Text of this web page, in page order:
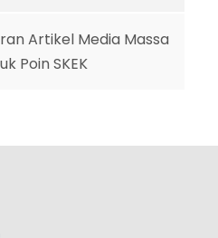
Artikel Media Massa
Poin SKEK